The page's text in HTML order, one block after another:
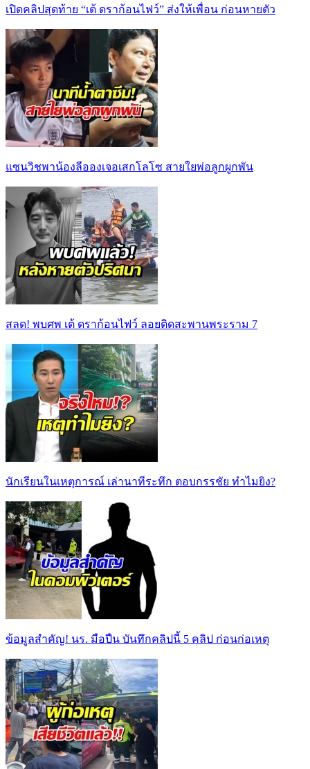
เปิดคลิปสุดท้าย “เต้ ดราก้อนไฟว์” ส่งให้เพื่อน ก่อนหายตัว
แซนวิชพาน้องลีอองเจอเสกโลโซ สายใยพ่อลูกผูกพัน
สลด! พบศพ เต้ ดราก้อนไฟว์ ลอยติดสะพานพระราม 7
นักเรียนในเหตุการณ์ เล่านาทีระทึก ตอบกรรชัย ทำไมยิง?
ข้อมูลสำคัญ! นร. มือปืน บันทึกคลิปนี้ 5 คลิป ก่อนก่อเหตุ